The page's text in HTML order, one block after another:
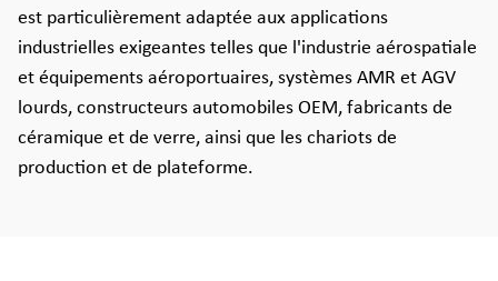
est particulièrement adaptée aux applications
industrielles exigeantes telles que l'industrie aérospatiale
et équipements aéroportuaires, systèmes AMR et AGV
lourds, constructeurs automobiles OEM, fabricants de
céramique et de verre, ainsi que les chariots de
production et de plateforme.